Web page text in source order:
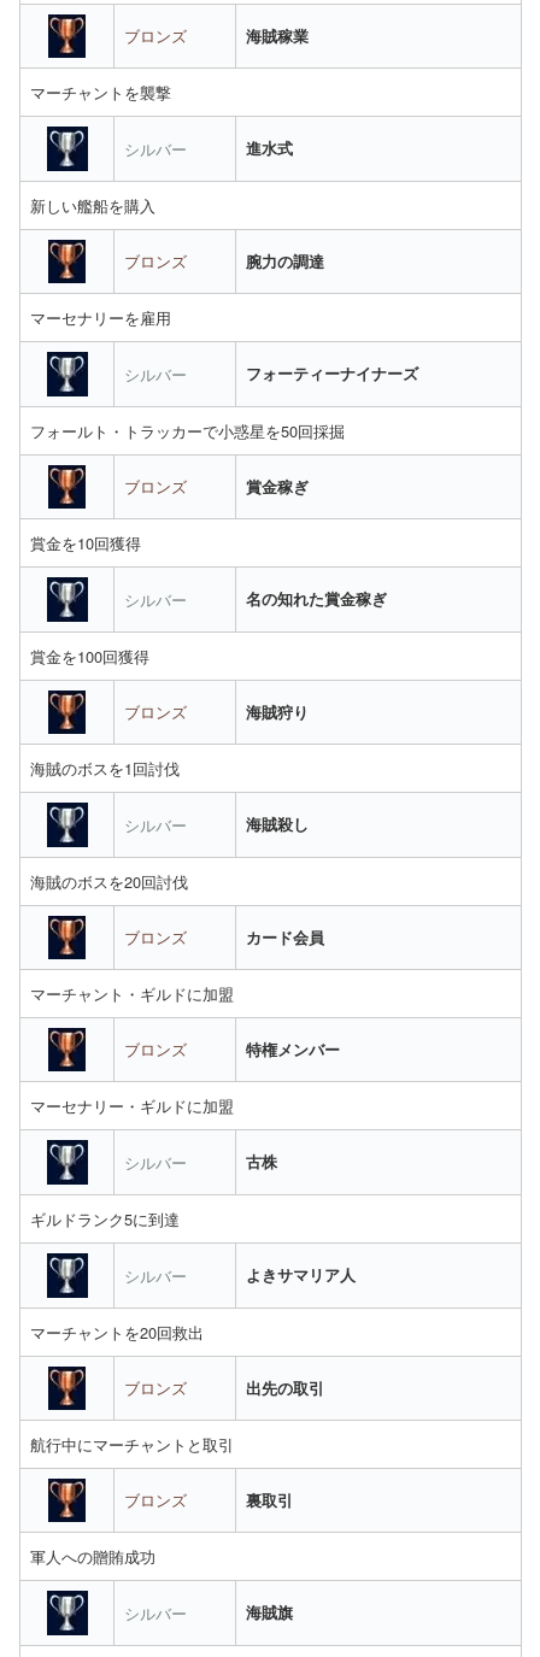
ブロンズ 海賊稼業
マーチャントを襲撃
シルバー 進水式
新しい艦船を購入
ブロンズ 腕力の調達
マーセナリーを雇用
シルバー フォーティーナイナーズ
フォールト・トラッカーで小惑星を50回採掘
ブロンズ 賞金稼ぎ
賞金を10回獲得
シルバー 名の知れた賞金稼ぎ
賞金を100回獲得
ブロンズ 海賊狩り
海賊のボスを1回討伐
シルバー 海賊殺し
海賊のボスを20回討伐
ブロンズ カード会員
マーチャント・ギルドに加盟
ブロンズ 特権メンバー
マーセナリー・ギルドに加盟
シルバー 古株
ギルドランク5に到達
シルバー よきサマリア人
マーチャントを20回救出
ブロンズ 出先の取引
航行中にマーチャントと取引
ブロンズ 裏取引
軍人への贈賄成功
シルバー 海賊旗